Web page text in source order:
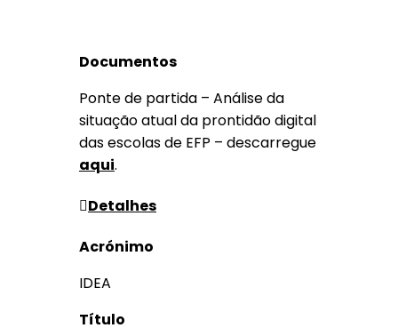
Documentos
Ponte de partida – Análise da
situação atual da prontidão digital
das escolas de EFP – descarregue
aqui.
Detalhes
Acrónimo
IDEA
Título